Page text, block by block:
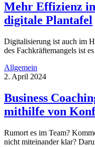
Mehr Effizienz
digitale Plantafel
Digitalisierung ist auch im
des Fachkräftemangels ist
Allgemein
2. April 2024
Business
mithilfe von
Rumort es im Team?
nicht miteinander klar?